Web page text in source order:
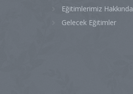
Eğitimlerimiz Hakkında
Gelecek Eğitimler